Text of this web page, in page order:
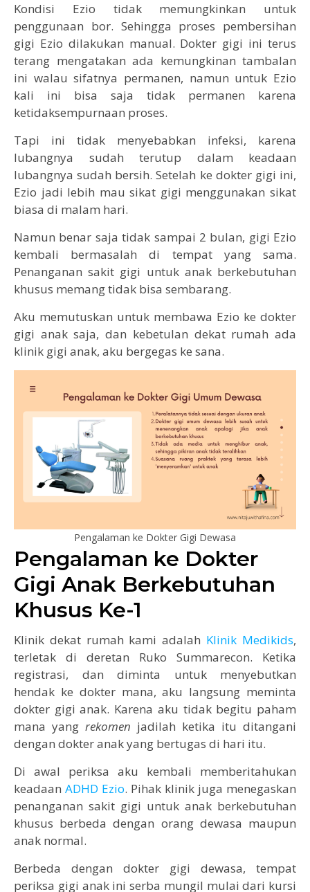
Kondisi Ezio tidak memungkinkan untuk
penggunaan bor. Sehingga proses pembersihan
gigi Ezio dilakukan manual. Dokter gigi ini terus
terang mengatakan ada kemungkinan tambalan
ini walau sifatnya permanen, namun untuk Ezio
kali ini bisa saja tidak permanen karena
ketidaksempurnaan proses.
Tapi ini tidak menyebabkan infeksi, karena
lubangnya sudah terutup dalam keadaan
lubangnya sudah bersih. Setelah ke dokter gigi ini,
Ezio jadi lebih mau sikat gigi menggunakan sikat
biasa di malam hari.
Namun benar saja tidak sampai 2 bulan, gigi Ezio
kembali bermasalah di tempat yang sama.
Penanganan sakit gigi untuk anak berkebutuhan
khusus memang tidak bisa sembarang.
Aku memutuskan untuk membawa Ezio ke dokter
gigi anak saja, dan kebetulan dekat rumah ada
klinik gigi anak, aku bergegas ke sana.
Pengalaman ke Dokter Gigi Dewasa
Pengalaman ke Dokter
Gigi Anak Berkebutuhan
Khusus Ke-1
Klinik dekat rumah kami adalah Klinik Medikids,
terletak di deretan Ruko Summarecon. Ketika
registrasi, dan diminta untuk menyebutkan
hendak ke dokter mana, aku langsung meminta
dokter gigi anak. Karena aku tidak begitu paham
mana yang rekomen jadilah ketika itu ditangani
dengan dokter anak yang bertugas di hari itu.
Di awal periksa aku kembali memberitahukan
keadaan ADHD Ezio. Pihak klinik juga menegaskan
penanganan sakit gigi untuk anak berkebutuhan
khusus berbeda dengan orang dewasa maupun
anak normal.
Berbeda dengan dokter gigi dewasa, tempat
periksa gigi anak ini serba mungil mulai dari kursi